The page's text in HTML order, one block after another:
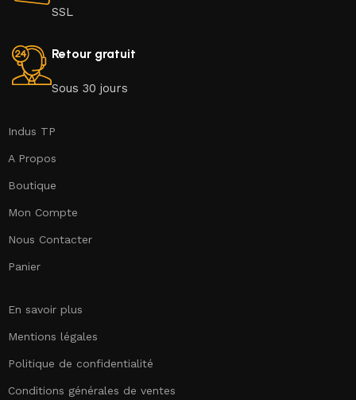
SSL
Retour gratuit
Sous 30 jours
Indus TP
A Propos
Boutique
Mon Compte
Nous Contacter
Panier
En savoir plus
Mentions légales
Politique de confidentialité
Conditions générales de ventes